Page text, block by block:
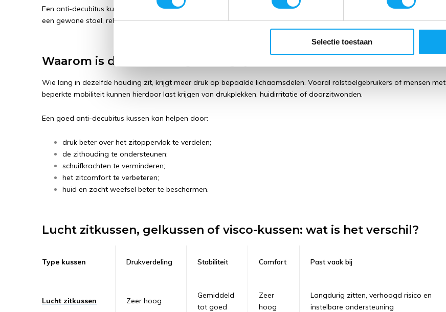
Selectie toestaan
Een anti-decubitus kussen wordt vaak gebruikt in een rolstoel, maar kan afhankelijk van het model ook geschikt zijn voor
een gewone stoel, relaxstoel of bureaustoel.
Waarom is drukverdeling belangrijk?
Wie lang in dezelfde houding zit, krijgt meer druk op bepaalde lichaamsdelen. Vooral rolstoelgebruikers of mensen met
beperkte mobiliteit kunnen hierdoor last krijgen van drukplekken, huidirritatie of doorzitwonden.
Een goed anti-decubitus kussen kan helpen door:
druk beter over het zitoppervlak te verdelen;
de zithouding te ondersteunen;
schuifkrachten te verminderen;
het zitcomfort te verbeteren;
huid en zacht weefsel beter te beschermen.
Lucht zitkussen, gelkussen of visco-kussen: wat is het verschil?
Type kussen Drukverdeling Stabiliteit Comfort Past vaak bij
Lucht zitkussen Zeer hoog
Gemiddeld
tot goed
Zeer
hoog
Langdurig zitten, verhoogd risico en
instelbare ondersteuning